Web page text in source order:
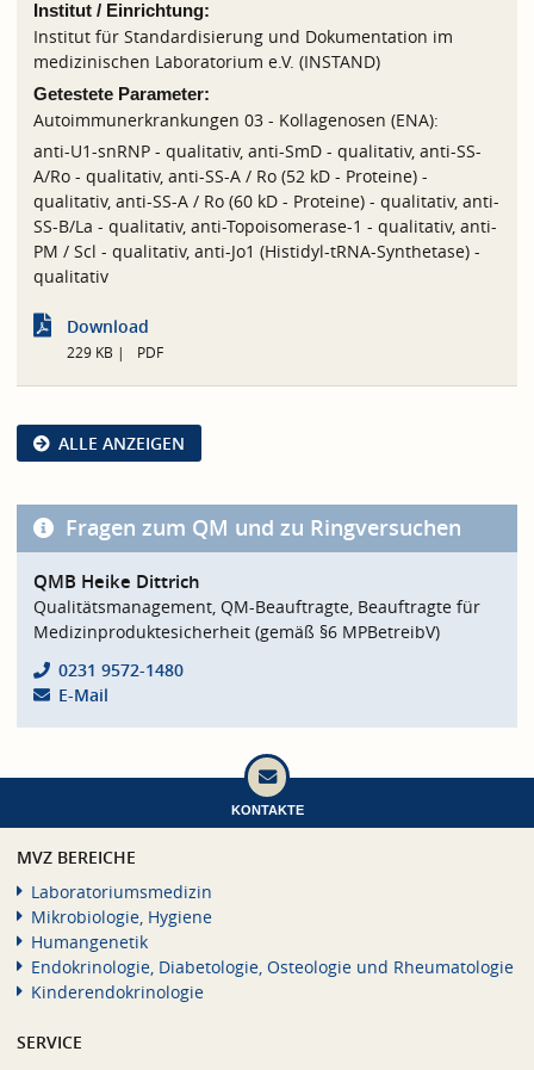
Institut / Einrichtung:
Institut für Standardisierung und Dokumentation im
medizinischen Laboratorium e.V. (INSTAND)
Getestete Parameter:
Autoimmunerkrankungen 03 - Kollagenosen (ENA):
anti-U1-snRNP - qualitativ, anti-SmD - qualitativ, anti-SS-
A/Ro - qualitativ, anti-SS-A / Ro (52 kD - Proteine) -
qualitativ, anti-SS-A / Ro (60 kD - Proteine) - qualitativ, anti-
SS-B/La - qualitativ, anti-Topoisomerase-1 - qualitativ, anti-
PM / Scl - qualitativ, anti-Jo1 (Histidyl-tRNA-Synthetase) -
qualitativ
Download
229 KB PDF
ALLE ANZEIGEN
Fragen zum QM und zu Ringversuchen
QMB Heike Dittrich
Qualitätsmanagement, QM-Beauftragte, Beauftragte für
Medizinproduktesicherheit (gemäß §6 MPBetreibV)
0231 9572-1480
E-Mail
KONTAKTE
MVZ BEREICHE
Laboratoriumsmedizin
Mikrobiologie, Hygiene
Humangenetik
Endokrinologie, Diabetologie, Osteologie und Rheumatologie
Kinderendokrinologie
SERVICE